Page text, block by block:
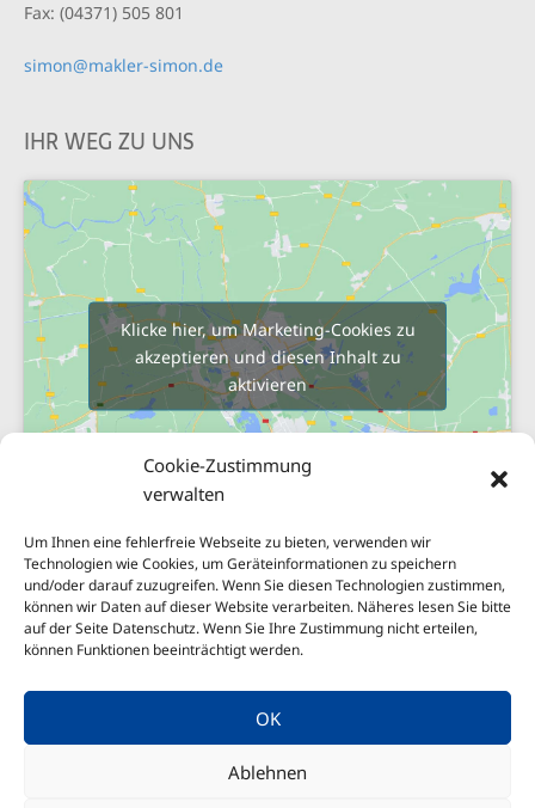
Cookie-Zustimmung
verwalten
Um Ihnen eine fehlerfreie Webseite zu bieten, verwenden wir
Technologien wie Cookies, um Geräteinformationen zu speichern
und/oder darauf zuzugreifen. Wenn Sie diesen Technologien zustimmen,
können wir Daten auf dieser Website verarbeiten. Näheres lesen Sie bitte
auf der Seite Datenschutz. Wenn Sie Ihre Zustimmung nicht erteilen,
können Funktionen beeinträchtigt werden.
OK
Ablehnen
Fax: (04371) 505 801
simon@makler-simon.de
IHR WEG ZU UNS
Klicke hier, um Marketing-Cookies zu
akzeptieren und diesen Inhalt zu
aktivieren
Sitemap
Impressum
Datenschutzerklärung
Erstinformationen